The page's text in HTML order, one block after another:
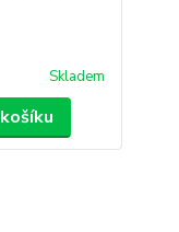
Skladem